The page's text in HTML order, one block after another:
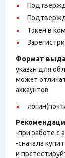
Токен в
Формат
указан для
может
аккаунтов
-при работе с
-сначала
и